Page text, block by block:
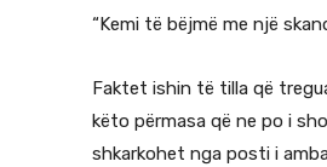
“Kemi të bëjmë me një
Faktet ishin të tilla që
këto përmasa që ne po i
shkarkohet nga posti i